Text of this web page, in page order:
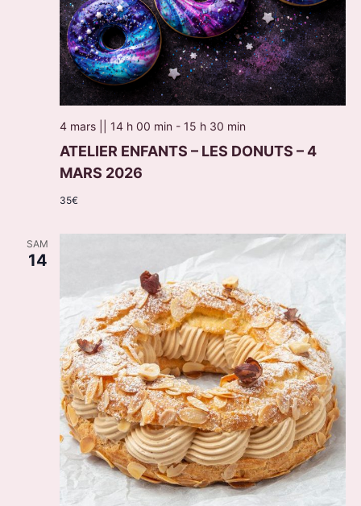
4 mars || 14 h 00 min - 15 h 30 min
ATELIER ENFANTS – LES DONUTS – 4
MARS 2026
35€
SAM
14